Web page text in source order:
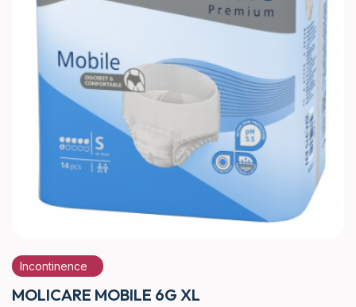
Incontinence
MOLICARE MOBILE 6G XL